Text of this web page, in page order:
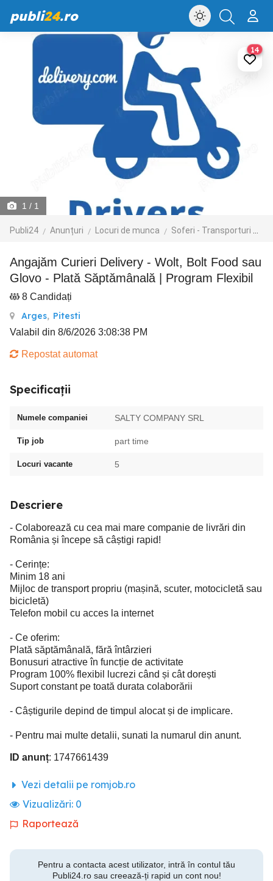
publi24.ro
1 / 1
Publi24 Anunțuri Locuri de munca Soferi - Transporturi
14
Angajăm Curieri Delivery - Wolt, Bolt Food sau
Glovo - Plată Săptămânală | Program Flexibil
8 Candidați
Arges, Pitesti
Valabil din 8/6/2026 3:08:38 PM
Repostat automat
Specificații
Numele companiei SALTY COMPANY SRL
Tip job part time
Locuri vacante 5
Descriere
- Colaborează cu cea mai mare companie de livrări din
România și începe să câștigi rapid!
- Cerințe:
Minim 18 ani
Mijloc de transport propriu (mașină, scuter, motocicletă sau
bicicletă)
Telefon mobil cu acces la internet
- Ce oferim:
Plată săptămânală, fără întârzieri
Bonusuri atractive în funcție de activitate
Program 100% flexibil lucrezi când și cât dorești
Suport constant pe toată durata colaborării
- Câștigurile depind de timpul alocat și de implicare.
- Pentru mai multe detalii, sunati la numarul din anunt.
ID anunț: 1747661439
Vezi detalii pe romjob.ro
Vizualizări: 0
Raportează
Pentru a contacta acest utilizator, intră în contul tău
Publi24.ro sau creează-ți rapid un cont nou!